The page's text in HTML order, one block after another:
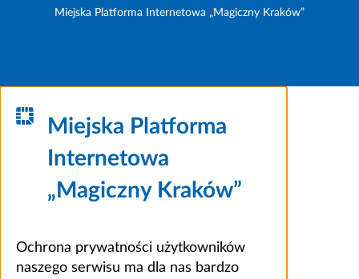
Miejska Platforma Internetowa „Magiczny Kraków”
Miejska Platforma
Internetowa
„Magiczny Kraków”
Ochrona prywatności użytkowników
naszego serwisu ma dla nas bardzo